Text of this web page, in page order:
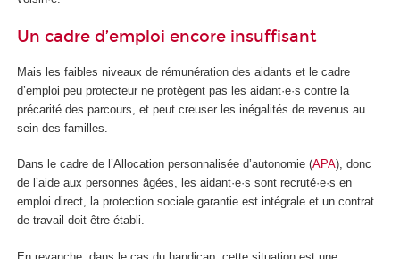
Un cadre d’emploi encore insuffisant
Mais les faibles niveaux de rémunération des aidants et le cadre
d’emploi peu protecteur ne protègent pas les aidant·e·s contre la
précarité des parcours, et peut creuser les inégalités de revenus au
sein des familles.
Dans le cadre de l’Allocation personnalisée d’autonomie (APA), donc
de l’aide aux personnes âgées, les aidant·e·s sont recruté·e·s en
emploi direct, la protection sociale garantie est intégrale et un contrat
de travail doit être établi.